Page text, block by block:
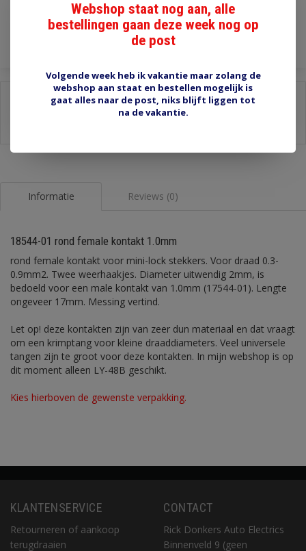
Toevoegen aan winkelwagen
Stel een vraag over dit product
Informatie Reviews (0)
18544-01 rond female kontakt 1.0mm
rond female kontakt voor mini-lock stekkers. Voor draad 0.3-
0.9mm2. Twee weerhaakjes. Diameter uitwendig 2mm, is
bedoeld voor een male kontakt van 1.0mm (17544-01). Lengte
ongeveer 17mm. Messing vertind.
Let op! deze kontakten zijn van zeer dun materiaal en dat vraagt
om een krimptang voor kleine draaddiameters. Veel universele
tangen zijn te groot voor deze kontakten. In mijn webshop is op
dit moment alleen LY-48B geschikt.
Kies hierboven de gewenste verpakking.
KLANTENSERVICE
Retourneren of aankoop
terugdraaien
CONTACT
Rick Donkers Auto Electrics
Binnenveld 9 (geen
Webshop staat nog aan, alle
bestellingen gaan deze week nog op
de post
Volgende week heb ik vakantie maar zolang de
webshop aan staat en bestellen mogelijk is
gaat alles naar de post, niks blijft liggen tot
na de vakantie.